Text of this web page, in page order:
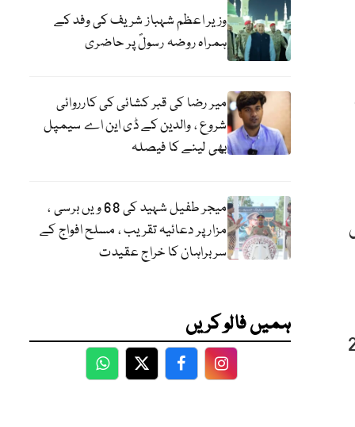
اور 2007
وزیر اعظم شہباز شریف کی وفد کے
ہمراہ روضہ رسولؐ پر حاضری
میر رضا کی قبر کشائی کی کارروائی
شروع ، والدین کے ڈی این اے سیمپل
بھی لینے کا فیصلہ
میجر طفیل شہید کی 68 ویں برسی ،
مزار پر دعائیہ تقریب ، مسلح افواج کے
سربراہان کا خراج عقیدت
ہمیں فالو کریں
WhatsApp
TwitterFacebookFacebook